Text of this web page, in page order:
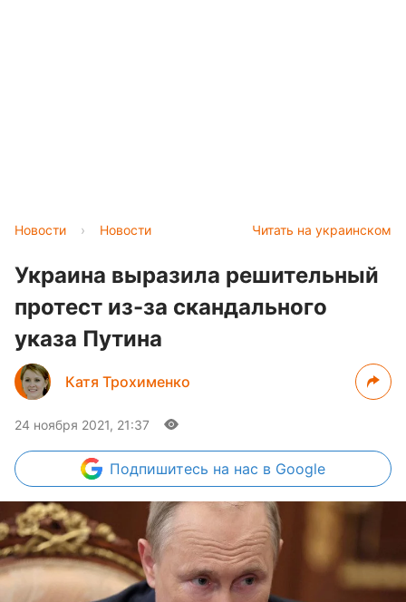
Читать на украинском
Новости › Новости
Украина выразила решительный
протест из-за скандального
указа Путина
Катя Трохименко
24 ноября 2021, 21:37
Подпишитесь на нас в Google